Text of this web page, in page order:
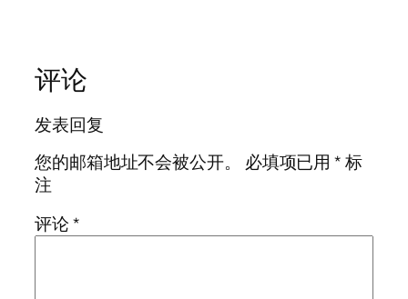
评论
发表回复
您的邮箱地址不会被公开。
必填项已用*标
注
评论*